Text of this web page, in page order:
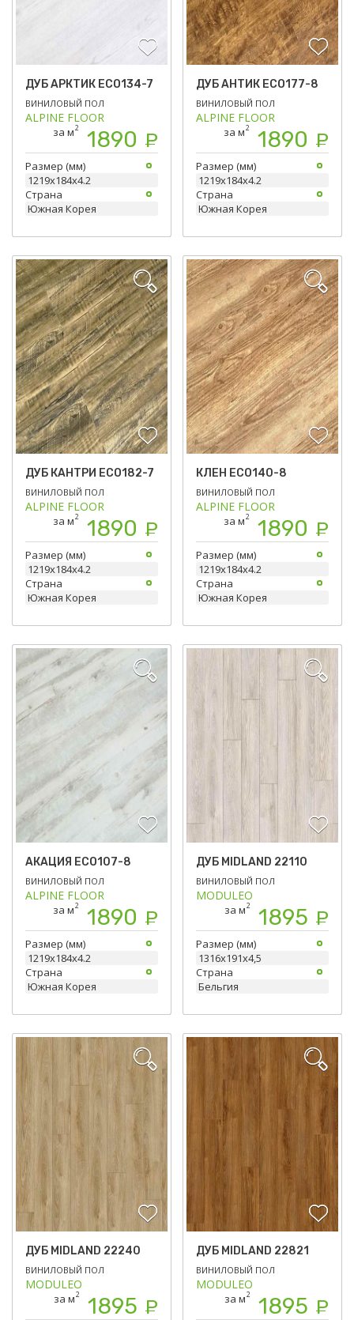
ДУБ АРКТИК ЕСО134-7
ВИНИЛОВЫЙ ПОЛ
ALPINE FLOOR
за м2 1890 Р
Размер (мм)
1219х184х4.2
Страна
Южная Корея
ДУБ АНТИК ЕСО177-8
ВИНИЛОВЫЙ ПОЛ
ALPINE FLOOR
за м2 1890 Р
Размер (мм)
1219х184х4.2
Страна
Южная Корея
ДУБ КАНТРИ ЕСО182-7
ВИНИЛОВЫЙ ПОЛ
ALPINE FLOOR
за м2 1890 Р
Размер (мм)
1219х184х4.2
Страна
Южная Корея
КЛЕН ЕСО140-8
ВИНИЛОВЫЙ ПОЛ
ALPINE FLOOR
за м2 1890 Р
Размер (мм)
1219х184х4.2
Страна
Южная Корея
АКАЦИЯ ЕСО107-8
ВИНИЛОВЫЙ ПОЛ
ALPINE FLOOR
за м2 1890 Р
Размер (мм)
1219х184х4.2
Страна
Южная Корея
ДУБ MIDLAND 22110
ВИНИЛОВЫЙ ПОЛ
MODULEO
за м2 1895 Р
Размер (мм)
1316х191х4,5
Страна
Бельгия
ДУБ MIDLAND 22240
ВИНИЛОВЫЙ ПОЛ
MODULEO
за м2 1895 Р
ДУБ MIDLAND 22821
ВИНИЛОВЫЙ ПОЛ
MODULEO
за м2 1895 Р